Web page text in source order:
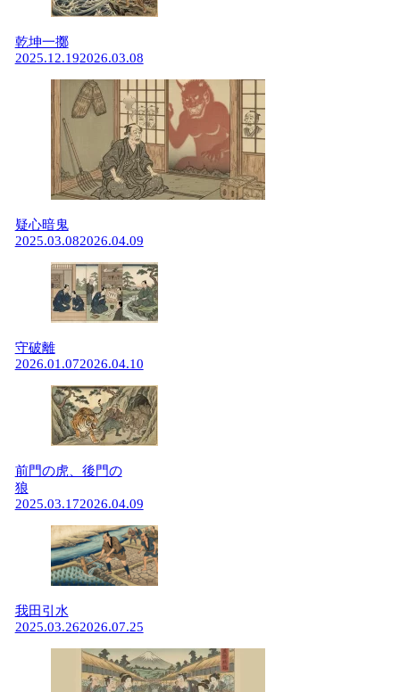
乾坤一擲
2025.12.192026.03.08
疑心暗鬼
2025.03.082026.04.09
守破離
2026.01.072026.04.10
前門の虎、後門の
狼
2025.03.172026.04.09
我田引水
2025.03.262026.07.25